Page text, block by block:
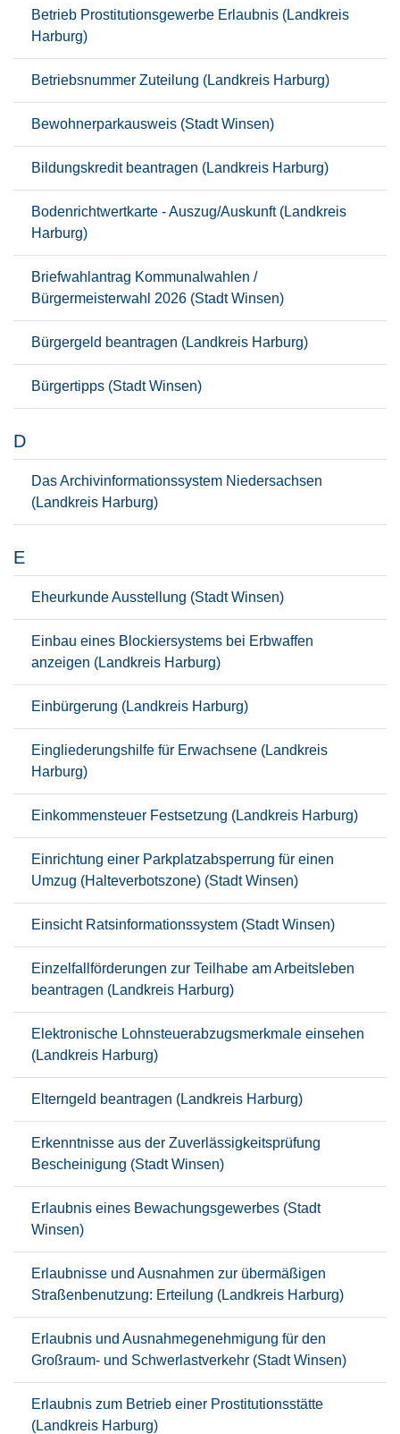
Betrieb Prostitutionsgewerbe Erlaubnis (Landkreis
Harburg)
Betriebsnummer Zuteilung (Landkreis Harburg)
Bewohnerparkausweis (Stadt Winsen)
Bildungskredit beantragen (Landkreis Harburg)
Bodenrichtwertkarte - Auszug/Auskunft (Landkreis
Harburg)
Briefwahlantrag Kommunalwahlen /
Bürgermeisterwahl 2026 (Stadt Winsen)
Bürgergeld beantragen (Landkreis Harburg)
Bürgertipps (Stadt Winsen)
D
Das Archivinformationssystem Niedersachsen
(Landkreis Harburg)
E
Eheurkunde Ausstellung (Stadt Winsen)
Einbau eines Blockiersystems bei Erbwaffen
anzeigen (Landkreis Harburg)
Einbürgerung (Landkreis Harburg)
Eingliederungshilfe für Erwachsene (Landkreis
Harburg)
Einkommensteuer Festsetzung (Landkreis Harburg)
Einrichtung einer Parkplatzabsperrung für einen
Umzug (Halteverbotszone) (Stadt Winsen)
Einsicht Ratsinformationssystem (Stadt Winsen)
Einzelfallförderungen zur Teilhabe am Arbeitsleben
beantragen (Landkreis Harburg)
Elektronische Lohnsteuerabzugsmerkmale einsehen
(Landkreis Harburg)
Elterngeld beantragen (Landkreis Harburg)
Erkenntnisse aus der Zuverlässigkeitsprüfung
Bescheinigung (Stadt Winsen)
Erlaubnis eines Bewachungsgewerbes (Stadt
Winsen)
Erlaubnisse und Ausnahmen zur übermäßigen
Straßenbenutzung: Erteilung (Landkreis Harburg)
Erlaubnis und Ausnahmegenehmigung für den
Großraum- und Schwerlastverkehr (Stadt Winsen)
Erlaubnis zum Betrieb einer Prostitutionsstätte
(Landkreis Harburg)